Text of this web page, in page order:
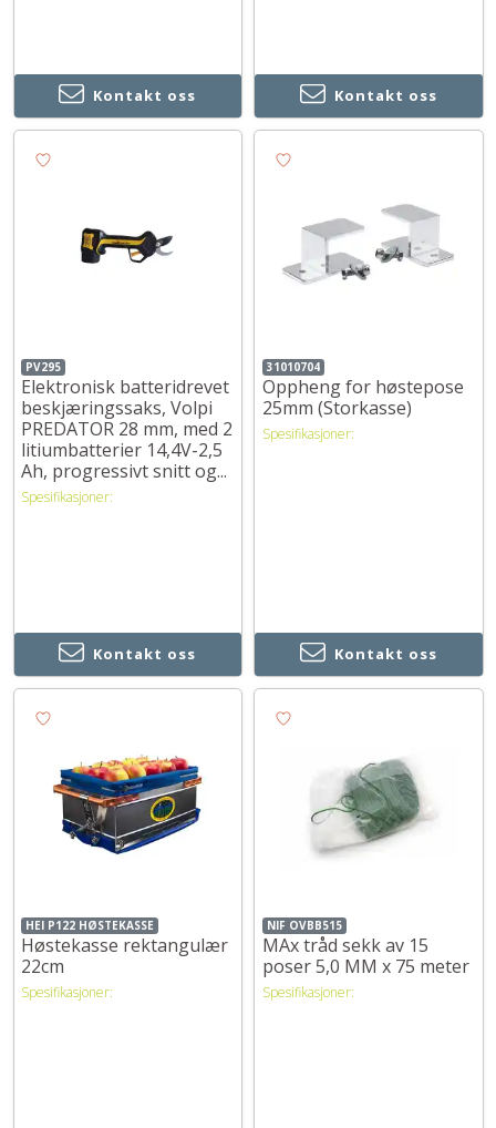
Kontakt oss Kontakt oss
PV295
Elektronisk batteridrevet
beskjæringssaks, Volpi
PREDATOR 28 mm, med 2
litiumbatterier 14,4V-2,5
Ah, progressivt snitt og...
Spesifikasjoner:
Kontakt oss
31010704
Oppheng for høstepose
25mm (Storkasse)
Spesifikasjoner:
Kontakt oss
HEI P122 HØSTEKASSE
Høstekasse rektangulær
22cm
Spesifikasjoner:
NIF OVBB515
MAx tråd sekk av 15
poser 5,0 MM x 75 meter
Spesifikasjoner: